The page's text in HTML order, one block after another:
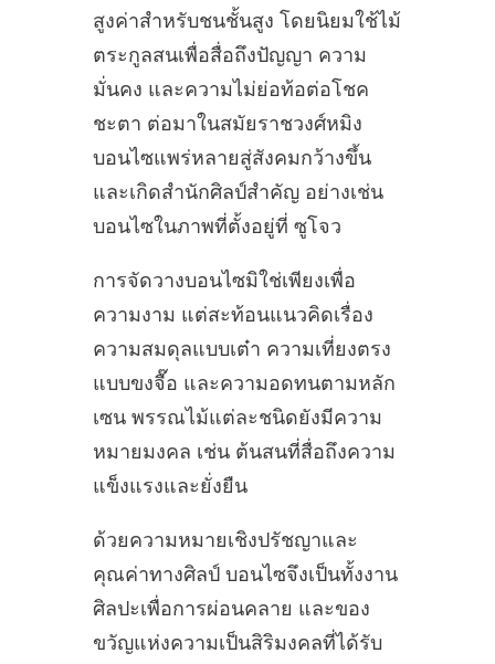
สูงค่าสำหรับชนชั้นสูง โดยนิยมใช้ไม้
ตระกูลสนเพื่อสื่อถึงปัญญา ความ
มั่นคง และความไม่ย่อท้อต่อโชค
ชะตา ต่อมาในสมัยราชวงศ์หมิง
บอนไซแพร่หลายสู่สังคมกว้างขึ้น
และเกิดสำนักศิลป์สำคัญ อย่างเช่น
บอนไซในภาพที่ตั้งอยู่ที่ ซูโจว
การจัดวางบอนไซมิใช่เพียงเพื่อ
ความงาม แต่สะท้อนแนวคิดเรื่อง
ความสมดุลแบบเต๋า ความเที่ยงตรง
แบบขงจื๊อ และความอดทนตามหลัก
เซน พรรณไม้แต่ละชนิดยังมีความ
หมายมงคล เช่น ต้นสนที่สื่อถึงความ
แข็งแรงและยั่งยืน
ด้วยความหมายเชิงปรัชญาและ
คุณค่าทางศิลป์ บอนไซจึงเป็นทั้งงาน
ศิลปะเพื่อการผ่อนคลาย และของ
ขวัญแห่งความเป็นสิริมงคลที่ได้รับ